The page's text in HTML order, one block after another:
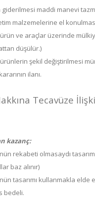
giderilmesi maddi manevi
malzemelerine el
ve araçlar üzerinde
düşülür.)
şekil değiştirilmesi
ilanı.
Tecavüze
kazanç:
rekabeti olmasaydı
baz alınır)
tasarımı kullanmakla elde
bedeli.